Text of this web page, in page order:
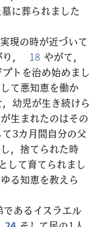
に葬られました
現の時が近づいて
，
18 やがて，
トを治め始めまし
て悪知恵を働か
幼児が生き続けら
生まれたのはその
3カ月間自分の父
，捨てられた時
して育てられまし
る知恵を教えら
あるイスラエル